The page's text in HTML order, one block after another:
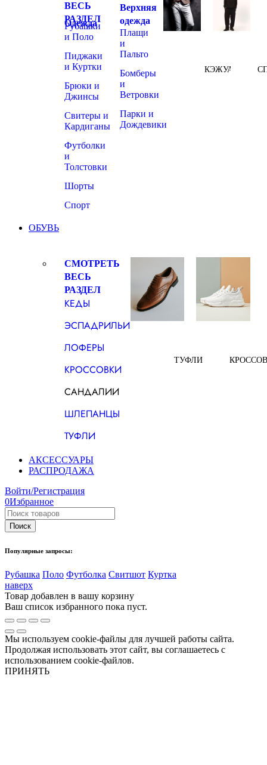
ВЕСЬ
РАЗДЕЛ
Одежда
Рубашки
и Поло
Пиджаки
и Куртки
Брюки и
Джинсы
Свитеры и
Кардиганы
Футболки
и
Толстовки
Шорты
Спорт
Верхняя
одежда
Плащи
и
Пальто
Бомберы
и
Ветровки
Парки и
Дождевики
КЭЖУАЛ
ОБУВЬ
СМОТРЕТЬ
ВЕСЬ
РАЗДЕЛ
КЕДЫ
ЭСПАДРИЛЬИ
ЛОФЕРЫ
КРОССОВКИ
САНДАЛИИ
ШЛЕПАНЦЫ
ТУФЛИ
ТУФЛИ
АКСЕССУАРЫ
РАСПРОДАЖА
Войти/Регистрация
0Избранное
Популярные запросы:
Рубашка Поло Футболка Свитшот Куртка
наверх
Товар добавлен в вашу корзину
Ваш список избранного пока пуст.
Мы используем cookie-файлы для лучшей работы сайта.
Продолжая использовать этот сайт, вы соглашаетесь с
использованием cookie-файлов.
ПРИНЯТЬ